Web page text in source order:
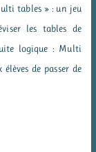
tables » : un jeu
les tables de
logique : Multi
de passer de